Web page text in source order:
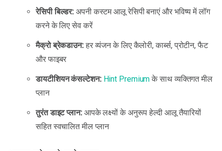
रेसिपी बिल्डर: अपनी कस्टम आलू रेसिपी बनाएं और भविष्य में लॉग
करने के लिए सेव करें
मैक्रो ब्रेकडाउन:हर व्यंजन के लिए कैलोरी, कार्ब्स, प्रोटीन, फैट
और फाइबर
डायटीशियन कंसल्टेशन: Hint Premium के साथ व्यक्तिगत मील
प्लान
तुरंत डाइट प्लान:आपके लक्ष्यों के अनुरूप हेल्दी आलू तैयारियों
सहित स्वचालित मील प्लान